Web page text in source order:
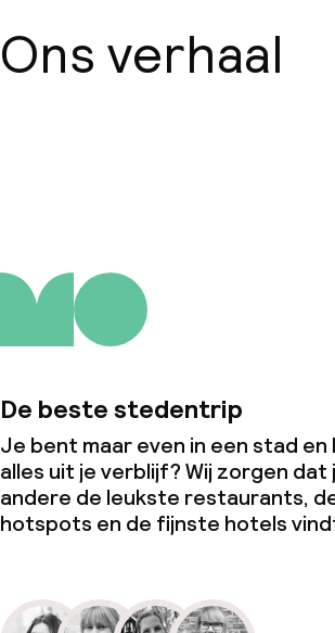
Ons verhaal
De beste stedentrip
Je bent maar even in een stad en
alles uit je verblijf? Wij zorgen dat
andere de leukste restaurants,
hotspots en de fijnste hotels